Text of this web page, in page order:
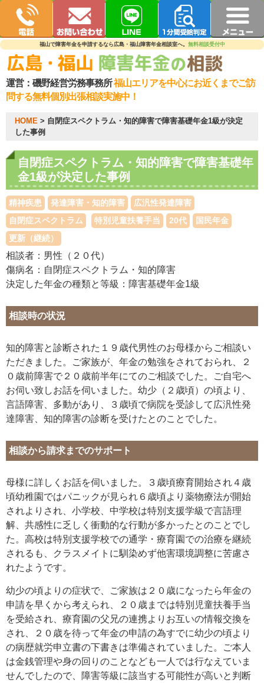
福山で障害年金を申請するなら広島・福山障害年金相談室へ。 無料相談受付中
運営： 磯野経営労務事務所福山エリアを中心にお近くまでご訪
問する無料個別出張相談実施中！
HOME > 自閉症スペクトラム・知的障害で障害基礎年金1級が決定
した事例
自閉症スペクトラム・知的障害で障害基礎年
金1級が決定した事例
精神疾患 発達障害・知的障害
広汎性発達障害
自閉症スペクトラム
特別児童扶養手当 20代
国民年金
更新（継続）
相談者：男性（２０代）
傷病名：自閉症スペクトラム・知的障害
決定した年金の種類と等級：障害基礎年金1級
相談時の状況
知的障害と診断された１９歳代男性のお母様からご相談い
ただきました。ご家族が、年金の勉強をされておられ、２
０歳前障害で２０歳前半年にてのご相談でした。ご自宅へ
お伺い致しお話を伺いました。幼少（２歳頃）の頃より、
言語障害、多動があり、３歳頃で病院を受診して広汎性発
達障害、知的障害の診断を受けたとのことでした。
相談から請求までのサポート
母様に詳しくお話を伺いました。３歳頃療育開始され４歳
頃幼稚園ではパニックが見られ６歳頃より薬物療法が開始
されよりされ、小学校、中学校は特別支援学級で言語理
解、共感性に乏しく衝動的な行動が多かったとのことでし
た。高校は特別支援学校での通学・療育園での治療を継続
されるも、クラスメイトに馴染めず他害環境調整に苦慮さ
れたようです。
幼少の頃よりの症状で、ご家族は２０歳になったら年金の
申請を早くから考えられ、２０歳までは特別児童扶養手当
を受給され、療育園の父兄の連携よりお互いの情報交換を
され、２０歳を待って年金の申請の為すでに幼少の頃より
の病歴就労申立書の下書きは準備されていました。ご本人
は金銭管理や身の回りのことなども一人では行なえていま
せんでしたので、障害等級に該当する可能性が高いと判断